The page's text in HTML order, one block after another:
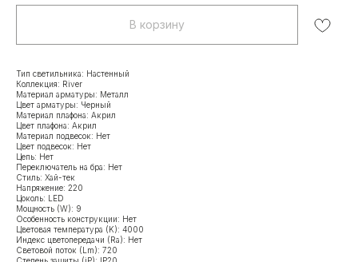
В корзину
Тип светильника: Настенный
Коллекция: River
Материал арматуры: Металл
Цвет арматуры: Черный
Материал плафона: Акрил
Цвет плафона: Акрил
Материал подвесок: Нет
Цвет подвесок: Нет
Цепь: Нет
Переключатель на бра: Нет
Стиль: Хай-тек
Напряжение: 220
Цоколь: LED
Мощность (W): 9
Особенность конструкции: Нет
Цветовая температура (K): 4000
Индекс цветопередачи (Ra): Нет
Световой поток (Lm): 720